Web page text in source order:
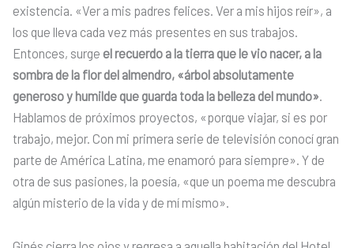
existencia. «Ver a mis padres felices. Ver a mis hijos reír», a
los que lleva cada vez más presentes en sus trabajos.
Entonces, surge el recuerdo a la tierra que le vio nacer, a la
sombra de la flor del almendro, «árbol absolutamente
generoso y humilde que guarda toda la belleza del mundo»
Hablamos de próximos proyectos, «porque viajar, si es por
trabajo, mejor. Con mi primera serie de televisión conocí gran
parte de América Latina, me enamoró para siempre». Y de
otra de sus pasiones, la poesía, «que un poema me descubra
algún misterio de la vida y de mí mismo».